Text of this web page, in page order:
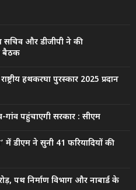
सचिव और डीजीपी ने की
बैठक
राष्ट्रीय हथकरघा पुरस्कार 2025 प्रदान
पहुंचाएगी सरकार : सीएम
डीएम ने सुनी 41 फरियादियों की
पथ निर्माण विभाग और नाबार्ड के